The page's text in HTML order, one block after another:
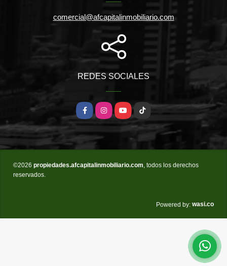
comercial@afcapitalinmobiliario.com
REDES SOCIALES
FacebookInstagramYouTubeTikTok
©2026 propiedades.afcapitalinmobiliario.com, todos los derechos
reservados.
Powered by: wasi.co